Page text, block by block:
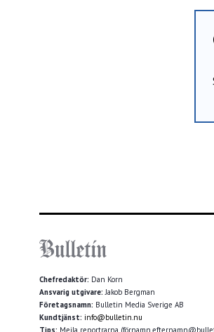
Chefredaktör: Dan Korn
Ansvarig utgivare: Jakob Bergman
Företagsnamn: Bulletin Media Sverige AB
Kundtjänst: info@bulletin.nu
Tips: Mejla reportrarna